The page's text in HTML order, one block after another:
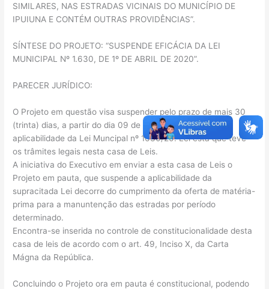
SIMILARES, NAS ESTRADAS VICINAIS DO MUNICÍPIO DE
IPUIUNA E CONTÉM OUTRAS PROVIDÊNCIAS”.
SÍNTESE DO PROJETO: “SUSPENDE EFICÁCIA DA LEI
MUNICIPAL Nº 1.630, DE 1º DE ABRIL DE 2020”.
PARECER JURÍDICO:
O Projeto em questão visa suspender pelo prazo de mais 30
(trinta) dias, a partir do dia 09 de setembro de 2020, a
aplicabilidade da Lei Muncipal nº 1630/20. Lei esta que teve
os trâmites legais nesta casa de Leis.
A iniciativa do Executivo em enviar a esta casa de Leis o
Projeto em pauta, que suspende a aplicabilidade da
supracitada Lei decorre do cumprimento da oferta de matéria-
prima para a manuntenção das estradas por período
determinado.
Encontra-se inserida no controle de constitucionalidade desta
casa de leis de acordo com o art. 49, Inciso X, da Carta
Mágna da República.
Concluindo o Projeto ora em pauta é constitucional, podendo